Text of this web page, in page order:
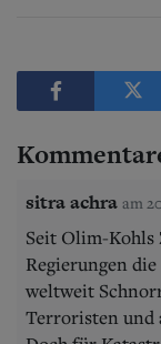
sitra achra am
Seit Olim-Kohls
Regierungen
weltweit
Terroristen und